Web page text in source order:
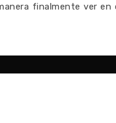
finalmente ver